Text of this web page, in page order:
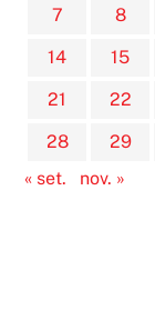
7
8
14
15
21
22
28
29
« set.
nov. »